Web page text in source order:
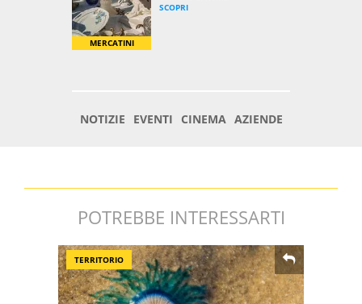
POTREBBE INTERESSARTI
TERRITORIO